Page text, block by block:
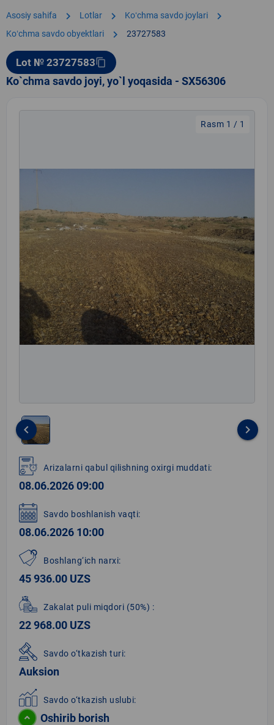
Asosiy sahifa chevron_right Lotlar chevron_right Koʻchma savdo joylari chevron_right
Koʻchma savdo obyektlari chevron_right 23727583
Lot № 23727583content_copy
Ko`chma savdo joyi, yo`l yoqasida - SX56306
Rasm 1 / 1
1
of
1
keyboard_arrow_left keyboard_arrow_right
Arizalarni qabul qilishning oxirgi muddati:
08.06.2026 09:00
Savdo boshlanish vaqti:
08.06.2026 10:00
Boshlang‘ich narxi:
45 936.00 UZS
Zakalat puli miqdori (50%) :
22 968.00 UZS
Savdo o‘tkazish turi:
Auksion
Savdo o‘tkazish uslubi:
Oshirib borish